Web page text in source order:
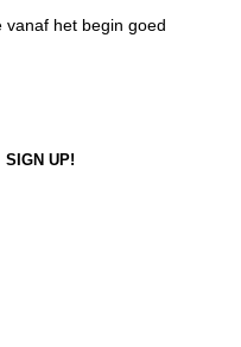
vanaf het begin goed